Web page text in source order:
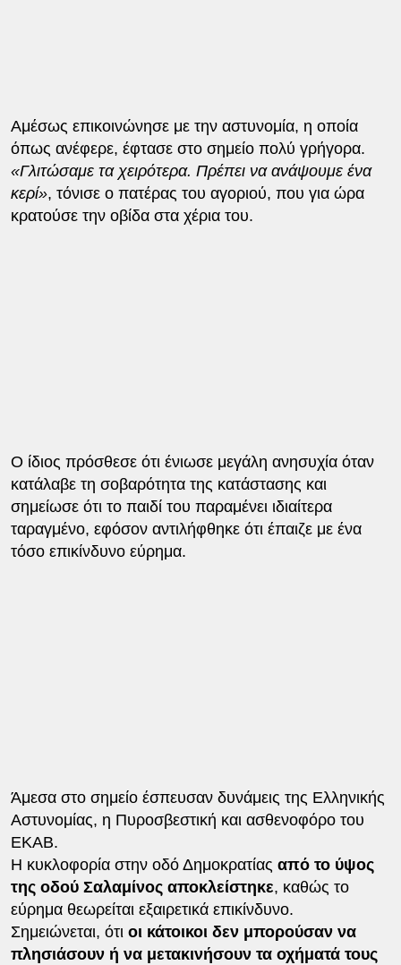
Αμέσως επικοινώνησε με την αστυνομία, η οποία
όπως ανέφερε, έφτασε στο σημείο πολύ γρήγορα.
«Γλιτώσαμε τα χειρότερα. Πρέπει να ανάψουμε ένα
κερί», τόνισε ο πατέρας του αγοριού, που για ώρα
κρατούσε την οβίδα στα χέρια του.
Ο ίδιος πρόσθεσε ότι ένιωσε μεγάλη ανησυχία όταν
κατάλαβε τη σοβαρότητα της κατάστασης και
σημείωσε ότι το παιδί του παραμένει ιδιαίτερα
ταραγμένο, εφόσον αντιλήφθηκε ότι έπαιζε με ένα
τόσο επικίνδυνο εύρημα.
Άμεσα στο σημείο έσπευσαν δυνάμεις της Ελληνικής
Αστυνομίας, η Πυροσβεστική και ασθενοφόρο του
ΕΚΑΒ.
Η κυκλοφορία στην οδό Δημοκρατίας από το ύψος
της οδού Σαλαμίνος αποκλείστηκε, καθώς το
εύρημα θεωρείται εξαιρετικά επικίνδυνο.
Σημειώνεται, ότι οι κάτοικοι δεν μπορούσαν να
πλησιάσουν ή να μετακινήσουν τα οχήματά τους